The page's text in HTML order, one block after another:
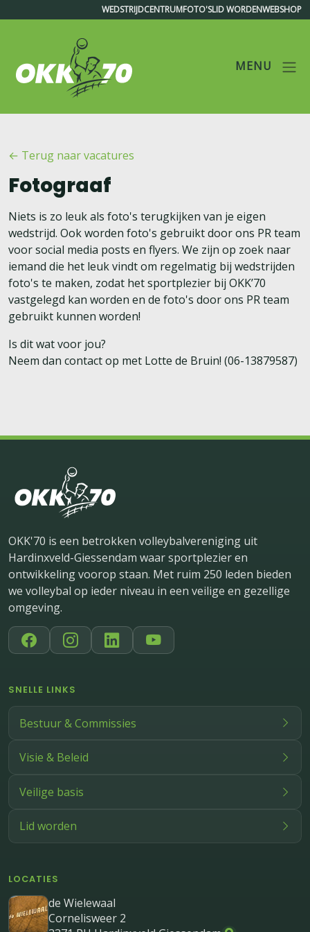
WEDSTRIJDCENTRUMFOTO'SLID WORDENWEBSHOP
OKK'70
MENU
← Terug naar vacatures
Fotograaf
Niets is zo leuk als foto's terugkijken van je eigen
wedstrijd. Ook worden foto's gebruikt door ons PR team
voor social media posts en flyers. We zijn op zoek naar
iemand die het leuk vindt om regelmatig bij wedstrijden
foto's te maken, zodat het sportplezier bij OKK’70
vastgelegd kan worden en de foto's door ons PR team
gebruikt kunnen worden!
Is dit wat voor jou?
Neem dan contact op met Lotte de Bruin! (06-13879587)
OKK'70 is een betrokken volleybalvereniging uit
Hardinxveld-Giessendam waar sportplezier en
ontwikkeling voorop staan. Met ruim 250 leden bieden
we volleybal op ieder niveau in een veilige en gezellige
omgeving.
SNELLE LINKS
Bestuur & Commissies
Visie & Beleid
Veilige basis
Lid worden
LOCATIES
de Wielewaal
Cornelisweer 2